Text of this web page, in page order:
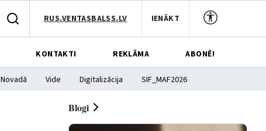
RUS.VENTASBALSS.LV IENĀKT
KONTAKTI REKLĀMA ABONĒ!
Novadā Vide Digitalizācija SIF_MAF2026
Blogi